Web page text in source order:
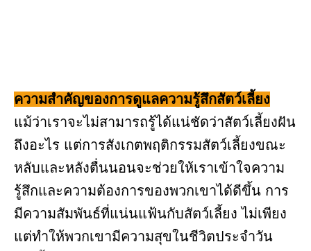
ความสำคัญของการดูแลความรู้สึกสัตว์เลี้ยง
แม้ว่าเราจะไม่สามารถรู้ได้แน่ชัดว่าสัตว์เลี้ยงฝัน
ถึงอะไร แต่การสังเกตพฤติกรรมสัตว์เลี้ยงขณะ
หลับและหลังตื่นนอนจะช่วยให้เราเข้าใจความ
รู้สึกและความต้องการของพวกเขาได้ดีขึ้น การ
มีความสัมพันธ์ที่แน่นแฟ้นกับสัตว์เลี้ยง ไม่เพียง
แต่ทำให้พวกเขามีความสุขในชีวิตประจำวัน